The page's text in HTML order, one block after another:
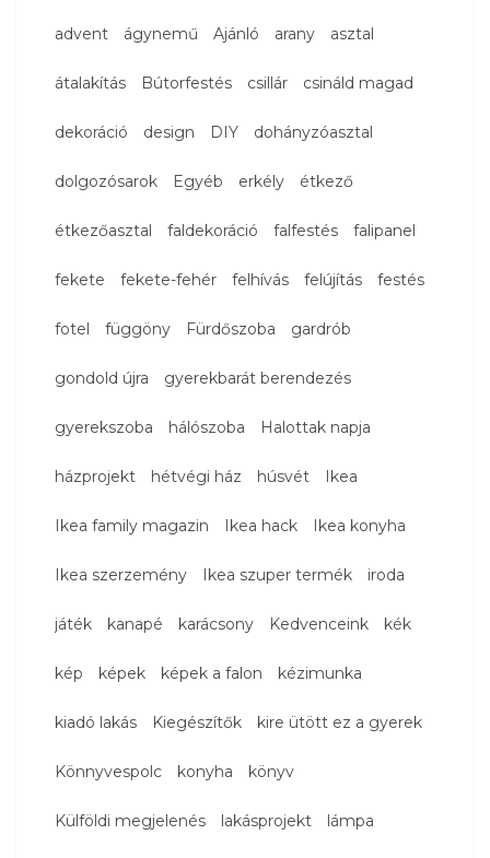
advent ágynemű Ajánló arany asztal
átalakítás Bútorfestés csillár csináld magad
dekoráció design DIY dohányzóasztal
dolgozósarok Egyéb erkély étkező
étkezőasztal faldekoráció falfestés falipanel
fekete fekete-fehér felhívás felújítás festés
fotel függöny Fürdőszoba gardrób
gondold újra gyerekbarát berendezés
gyerekszoba hálószoba Halottak napja
házprojekt hétvégi ház húsvét Ikea
Ikea family magazin Ikea hack Ikea konyha
Ikea szerzemény Ikea szuper termék iroda
játék kanapé karácsony Kedvenceink kék
kép képek képek a falon kézimunka
kiadó lakás Kiegészítők kire ütött ez a gyerek
Könnyvespolc konyha könyv
Külföldi megjelenés lakásprojekt lámpa